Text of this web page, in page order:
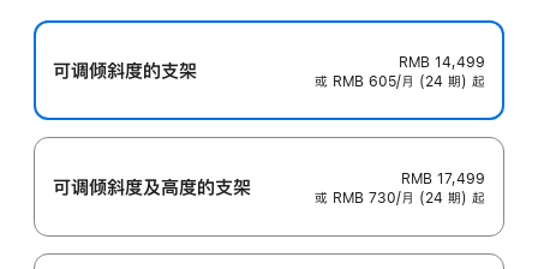
可调倾斜度的支架
RMB 14,499
或 RMB 605/月 (24 期) 起
可调倾斜度及高‍度的支‍架
RMB 17,499
或 RMB 730/月 (24 期) 起